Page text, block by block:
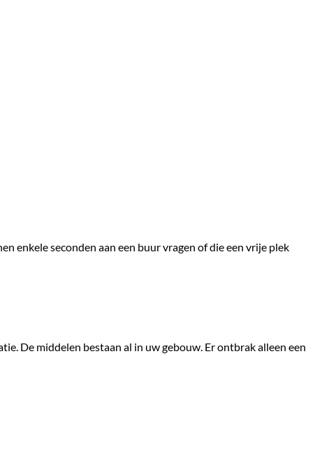
enkele seconden aan een buur vragen of die een vrije plek
De middelen bestaan al in uw gebouw. Er ontbrak alleen een